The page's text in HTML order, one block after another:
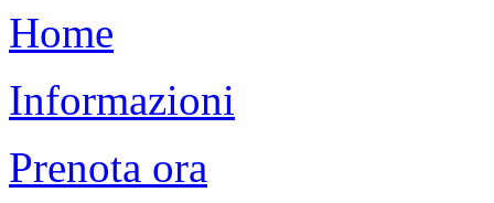
Home
Informazioni
Prenota ora